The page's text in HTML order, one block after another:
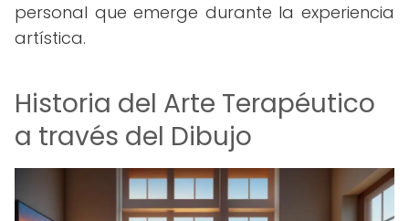
personal que emerge durante la experiencia
artística.
Historia del Arte Terapéutico
a través del Dibujo